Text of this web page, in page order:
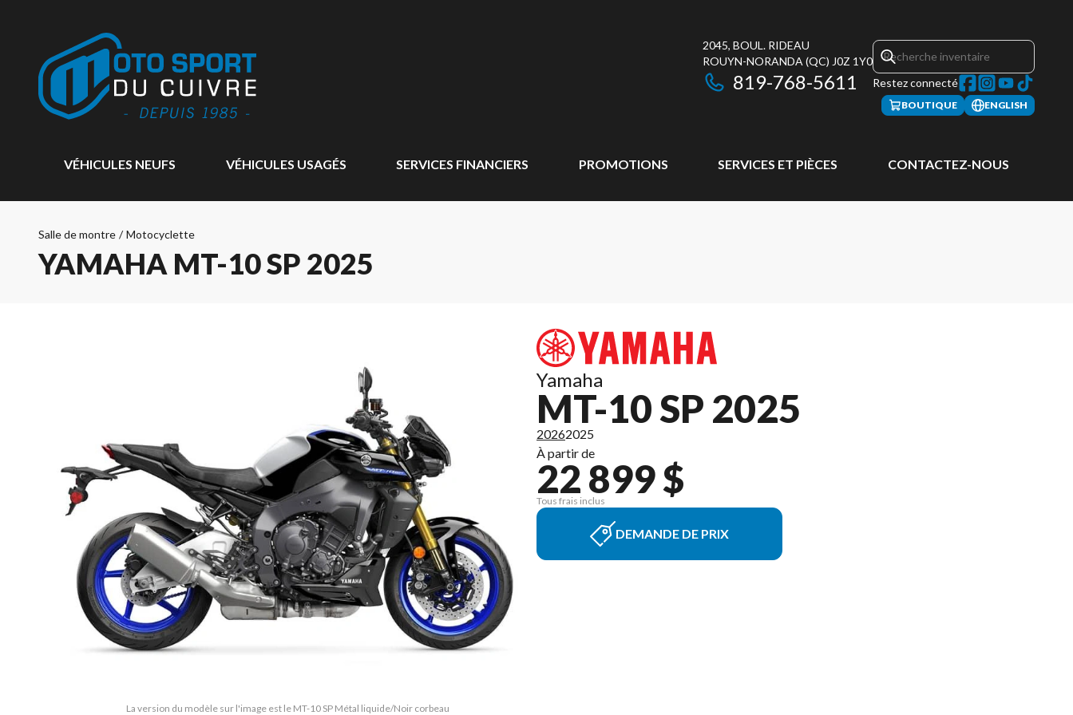
2045, BOUL. RIDEAU
ROUYN-NORANDA (QC) J0Z 1Y0
819-768-5611 Restez connecté
BOUTIQUE ENGLISH
VÉHICULES NEUFS VÉHICULES USAGÉS SERVICES FINANCIERS PROMOTIONS SERVICES ET PIÈCES CONTACTEZ-NOUS
Salle de montre / Motocyclette
YAMAHA MT-10 SP 2025
La version du modèle sur l'image est le MT-10 SP Métal liquide/Noir corbeau
Yamaha
MT-10 SP 2025
20262025
À partir de
22 899 $
Tous frais inclus
DEMANDE DE PRIX